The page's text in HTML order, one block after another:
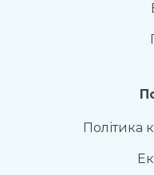
Політика